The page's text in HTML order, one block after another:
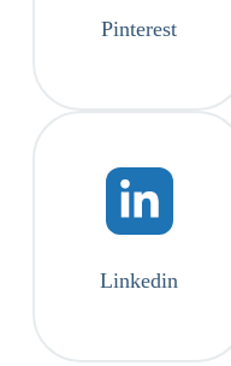
Pinterest
Linkedin